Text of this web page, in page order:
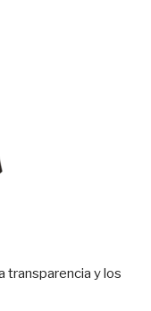
transparencia y los